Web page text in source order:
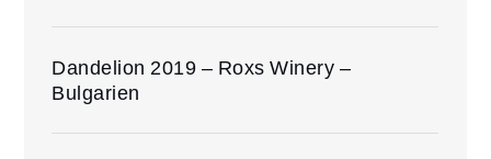
Dandelion 2019 – Roxs Winery –
Bulgarien